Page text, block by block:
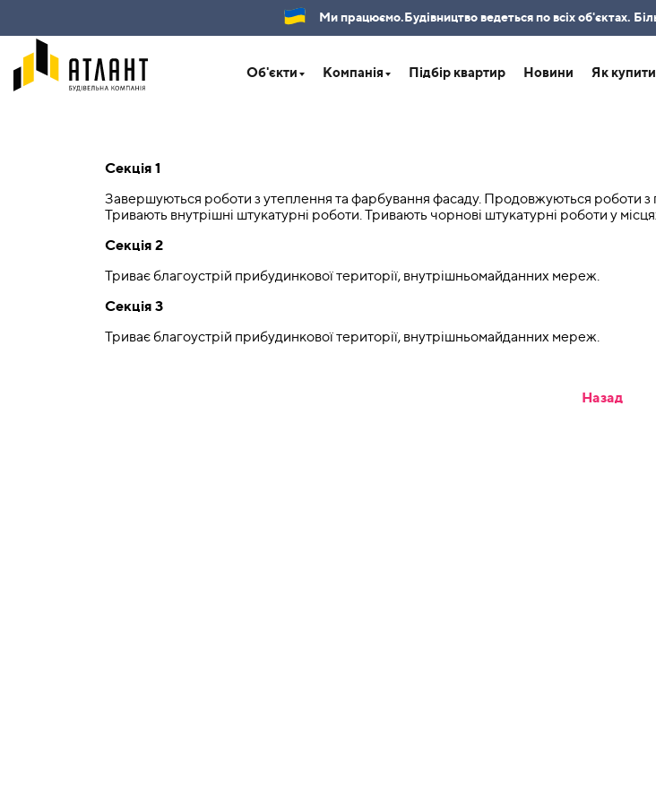
Ми працюємо.Будівництво ведеться по всіх об'єктах.
Об'єкти Компанія Підбір квартир Новини Як купити
Секція 1
Завершуються роботи з утеплення та фарбування фасаду. Продовжуються роботи
Тривають внутрішні штукатурні роботи. Тривають чорнові штукатурні роботи у
Секція 2
Триває благоустрій прибудинкової території, внутрішньомайданних мереж.
Секція 3
Триває благоустрій прибудинкової території, внутрішньомайданних мереж.
Назад